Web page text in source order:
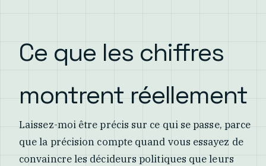
Ce que les chiffres
montrent réellement
Laissez-moi être précis sur ce qui se passe, parce
que la précision compte quand vous essayez de
convaincre les décideurs politiques que leurs